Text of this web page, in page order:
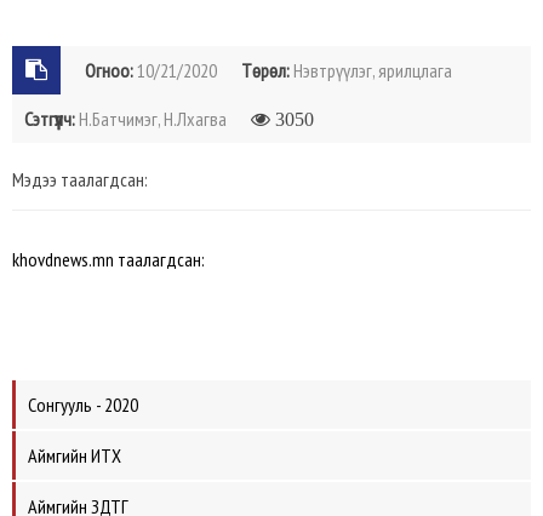
Огноо:10/21/2020 Төрөл: Нэвтрүүлэг, ярилцлага
Сэтгүүлч: Н.Батчимэг, Н.Лхагва 3050
Мэдээ таалагдсан:
khovdnews.mn таалагдсан:
Сонгууль - 2020
Аймгийн ИТХ
Аймгийн ЗДТГ